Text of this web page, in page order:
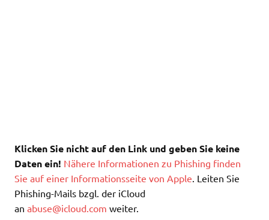
Klicken Sie nicht auf den Link und geben Sie keine
Daten ein! Nähere Informationen zu Phishing finden
Sie auf einer Informationsseite von Apple. Leiten Sie
Phishing-Mails bzgl. der iCloud
an abuse@icloud.com weiter.